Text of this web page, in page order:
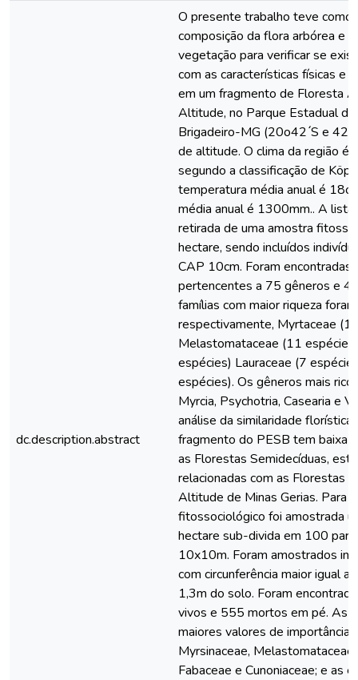
dc.description.abstract
O presente trabalho teve como
composição da flora arbórea e
vegetação para verificar se
com as características físicas e
em um fragmento de Floresta
Altitude, no Parque Estadual da
Brigadeiro-MG (20o42 ́S e
de altitude. O clima da região é
segundo a classificação de
temperatura média anual é
média anual é 1300mm.. A
retirada de uma amostra
hectare, sendo incluídos
CAP 10cm. Foram
pertencentes a 75 gêneros e
famílias com maior riqueza
respectivamente, Myrtaceae
Melastomataceae (11
espécies) Lauraceae (7
espécies). Os gêneros mais
Myrcia, Psychotria, Casearia e
análise da similaridade
fragmento do PESB tem baixa
as Florestas Semidecíduas,
relacionadas com as Florestas
Altitude de Minas Gerias. Para
fitossociológico foi amostrada
hectare sub-divida em 100
10x10m. Foram amostrados
com circunferência maior igual a
1,3m do solo. Foram
vivos e 555 mortos em pé. As
maiores valores de importância
Myrsinaceae,
Fabaceae e Cunoniaceae; e as